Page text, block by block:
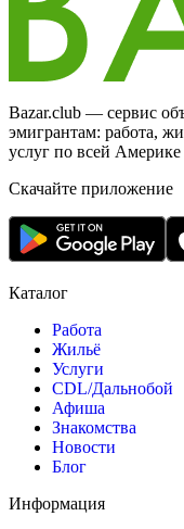
Bazar.club — сервис
эмигрантам: работа,
услуг по всей Америке
Скачайте приложение
Каталог
Работа
Жильё
Услуги
CDL/Дальнобой
Афиша
Знакомства
Новости
Блог
Информация